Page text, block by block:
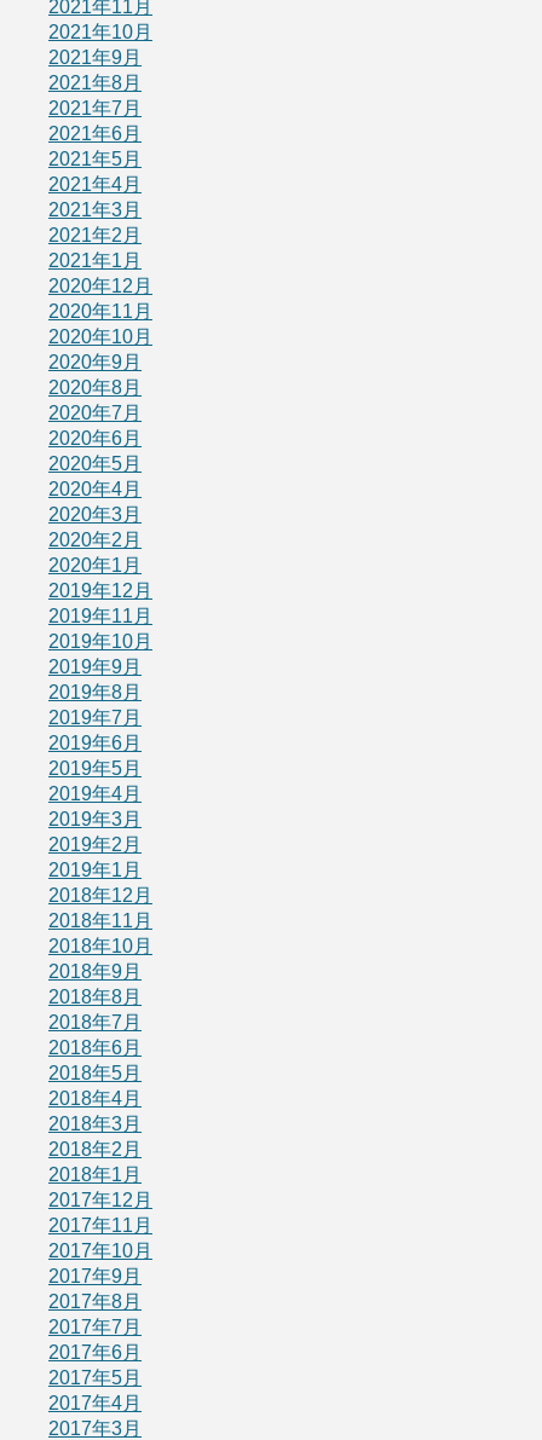
2021年11月
2021年10月
2021年9月
2021年8月
2021年7月
2021年6月
2021年5月
2021年4月
2021年3月
2021年2月
2021年1月
2020年12月
2020年11月
2020年10月
2020年9月
2020年8月
2020年7月
2020年6月
2020年5月
2020年4月
2020年3月
2020年2月
2020年1月
2019年12月
2019年11月
2019年10月
2019年9月
2019年8月
2019年7月
2019年6月
2019年5月
2019年4月
2019年3月
2019年2月
2019年1月
2018年12月
2018年11月
2018年10月
2018年9月
2018年8月
2018年7月
2018年6月
2018年5月
2018年4月
2018年3月
2018年2月
2018年1月
2017年12月
2017年11月
2017年10月
2017年9月
2017年8月
2017年7月
2017年6月
2017年5月
2017年4月
2017年3月